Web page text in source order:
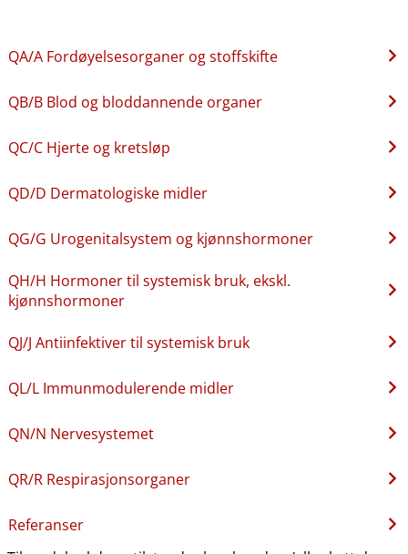
QA​/​A Fordøyelsesorganer og stoffskifte
QB​/​B Blod og bloddannende organer
QC​/​C Hjerte og kretsløp
QD​/​D Dermatologiske midler
QG​/​G Urogenitalsystem og kjønnshormoner
QH​/​H Hormoner til systemisk bruk, ekskl.
kjønnshormoner
QJ​/​J Antiinfektiver til systemisk bruk
QL​/​L Immunmodulerende midler
QN​/​N Nervesystemet
QR​/​R Respirasjonsorganer
Referanser